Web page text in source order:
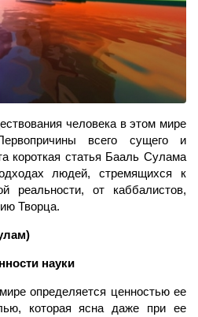
человека в этом мире
всего сущего и
короткая статья Бааль Сулама
людей, стремящихся к
реальности, от каббалистов,
Творца.
науки
определяется ценностью ее
которая ясна даже при ее